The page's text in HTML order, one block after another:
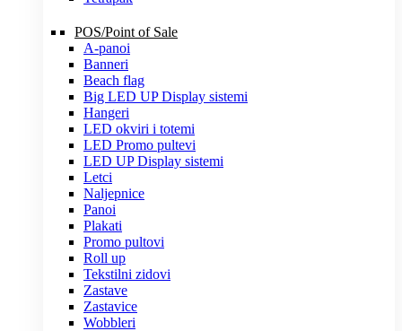
POS/Point of Sale
A-panoi
Banneri
Beach flag
Big LED UP Display sistemi
Hangeri
LED okviri i totemi
LED Promo pultevi
LED UP Display sistemi
Letci
Naljepnice
Panoi
Plakati
Promo pultovi
Roll up
Tekstilni zidovi
Zastave
Zastavice
Wobbleri